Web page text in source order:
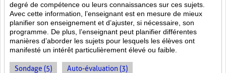
degré de compétence ou leurs connaissances sur ces sujets.
Avec cette information, l’enseignant est en mesure de mieux
planifier son enseignement et d’ajuster, si nécessaire, son
programme. De plus, l’enseignant peut planifier différentes
manières d’aborder les sujets pour lesquels les élèves ont
manifesté un intérêt particulièrement élevé ou faible.
Sondage (5) Auto-évaluation (3)